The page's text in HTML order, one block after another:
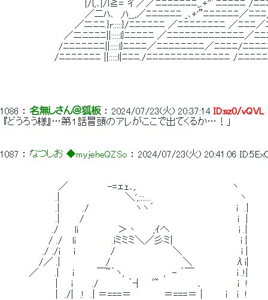
|/{,､|/l≧= 彳／／ﾆﾆﾆﾆﾆﾆﾆ,,.+''’ﾆﾆﾆﾆﾆ /ﾆﾆ
／二ﾊ､　,ﾊ__,／ﾆﾆﾆﾆﾆﾆ _､+'”ﾆﾆﾆﾆﾆﾆ／ﾆﾆﾆ
／ニﾆﾆ.}r:::::}/ﾆﾆﾆﾆﾆﾆ ／ﾆﾆﾆﾆﾆﾆﾆﾆ ／ﾆﾆﾆ／ﾆ
／ニﾆﾆﾆﾆ||:::::l}ﾆﾆﾆﾆﾆ ／ﾆﾆﾆﾆﾆﾆﾆﾆﾆﾆﾆﾆﾆ／ﾆﾆ
/ﾆﾆﾆﾆﾆﾆﾆ||:::::l}ﾆﾆﾆﾆ／ﾆﾆﾆﾆﾆﾆﾆﾆ／ﾆﾆﾆﾆ/ﾆﾆﾆﾆﾆ
/ﾆﾆﾆﾆﾆﾆﾆ ||:::::l|ﾆﾆﾆ./ﾆﾆﾆﾆﾆﾆﾆﾆﾆﾆﾆﾆﾆﾆ /ﾆﾆﾆﾆﾆ
1086 ： 名無しさん＠狐板 ： 2024/07/23(火) 20:37:14 ID:sz0/vQVL
『どうろう様』…第１話冒頭のアレがここで出てくるか…！」
1087 ： なつしお ◆myjeheQZSo ： 2024/07/23(火) 20:41:06
／　　　　　　-=ェｪ､,.　　　　　　　　　　　　　 　ヽ
.|　　　　　　　　　　＼',:::....　　　　　　　　　　　　　 ヽ
.|　　　 ./　　　　　　　ヽヽ´　　　　　　　　 　　　　i　.|
.|　　　/　　　 　　　　　　　　　　 　　　　　　 　 　 i　|
./　　 li　　　　　　＞丶　 　,ｲへ　　　　　　　　　　 i .|
/ ./　 li　　　 　　.iミミミ＼／彡ミ| 　 　　　　 　 　　 i |
./ ./i　　i　　 　 　 / 　 　 　 　 　 　＼　　　　　 　 　　i |
/／ .|　　　　　 　 /　　　　　　　　　　　＼　　　　　　 λi|
／　　 .|　　i　　　 ￣~｀ヽ,　　　　　　,　- ´￣　　　　　 　i .!|
|　　i　 　 ./　 　　　｀┤　 ﾞ~　　 　 　　､　　　　　 i　!
|　./|　.!　.| ＝===＝　　　 　 ＝===＝ |　　　 i　 i　!　　　